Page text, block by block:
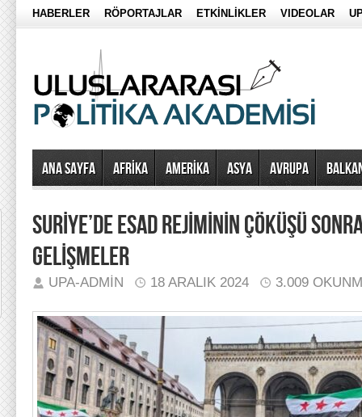
HABERLER RÖPORTAJLAR ETKİNLİKLER VIDEOLAR
Ana Sayfa AFRİKA AMERİKA ASYA AVRUPA
SURİYE’DE ESAD REJİMİNİN ÇÖKÜŞÜ
GELİŞMELER
UPA-ADMIN 18 ARALIK 2024 3.009